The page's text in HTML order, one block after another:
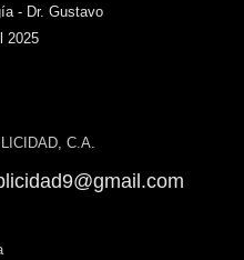
- Dr. Gustavo
2025
C.A.